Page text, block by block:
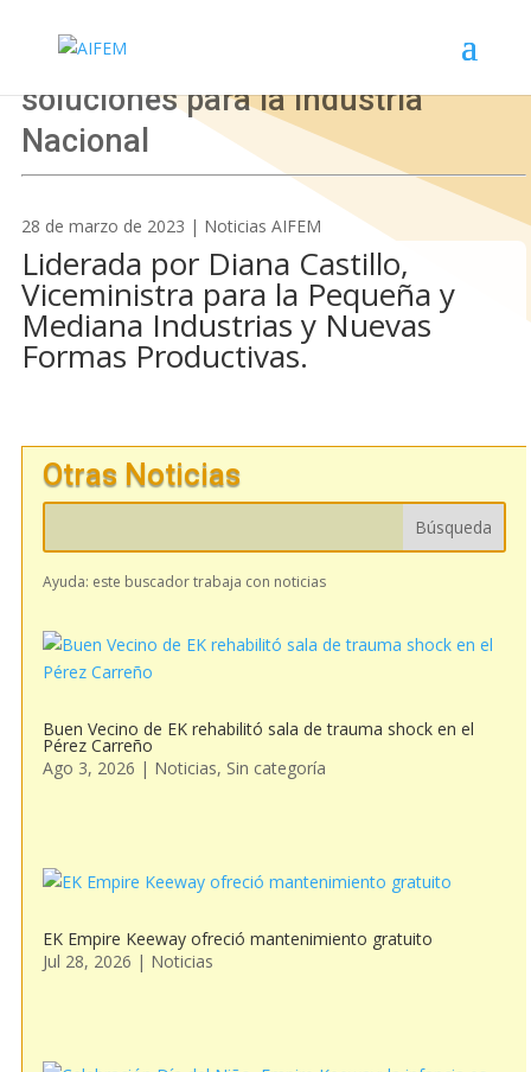
AIFEM presente en las Mesas de
soluciones para la Industria
Nacional
28 de marzo de 2023 | Noticias AIFEM
Liderada por Diana Castillo,
Viceministra para la Pequeña y
Mediana Industrias y Nuevas
Formas Productivas.
Otras Noticias
Ayuda: este buscador trabaja con noticias
Buen Vecino de EK rehabilitó sala de trauma shock en el
Pérez Carreño
Ago 3, 2026 | Noticias, Sin categoría
EK Empire Keeway ofreció mantenimiento gratuito
Jul 28, 2026 | Noticias